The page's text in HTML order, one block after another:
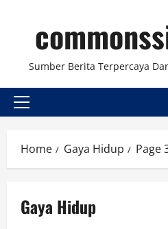
content
Sumber Berita Terpercaya
Primary
Home Gaya Hidup Page
Gaya Hidup